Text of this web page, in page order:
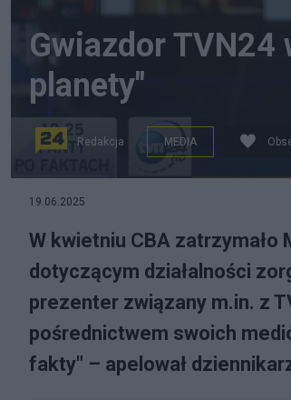
Gwiazdor TVN24
planety"
Redakcja MEDIA
19.06.2025
W kwietniu CBA
dotyczącym działalności
prezenter związany m.in. z
pośrednictwem swoich
fakty" – apelował